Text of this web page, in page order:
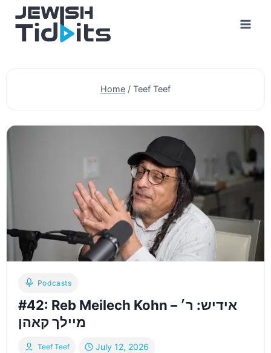
content
Home / Teef Teef
Podcasts
#42: Reb Meilech Kohn – אידיש: ר׳
מיילך קאהן
Teef Teef July 12, 2026